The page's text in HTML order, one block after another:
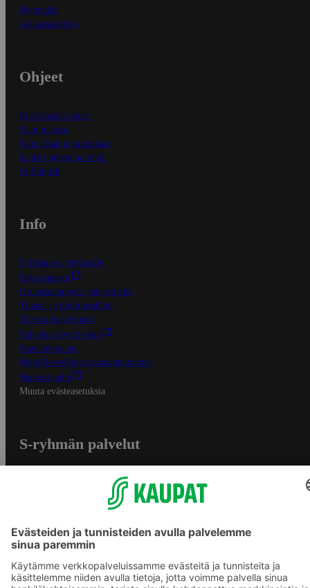
Myymälät
Asiakaspalvelu
Ohjeet
Ensitilaajan ohjeet
Näin maksat
Näin tilaat ja muokkaat
Kaikki ohjeet ja vinkit
In English
Info
S-Business yrityksille
Oiva-raportit
Osuuskauppojen yhteystiedot
Tilaus- ja toimitusehdot
Tietosuojakäytäntö
Palvelun käyttöehdot
Saavutettavuus
Mobiilisovelluksen saavutettavuus
Mainostajalle
Muuta evästeasetuksia
S-ryhmän palvelut
S-ostoslista -sovellus
Prisma.fi
Sokos.fi
S-Pankki